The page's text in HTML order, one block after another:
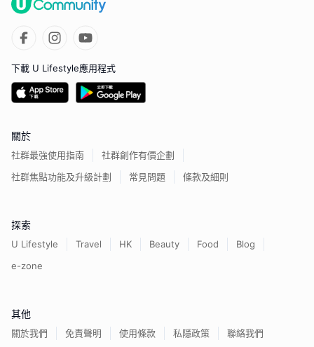
下載 U Lifestyle應用程式
關於
社群最強使用指南
社群創作有價企劃
社群焦點功能及升級計劃
常見問題 條款及細則
探索
U Lifestyle Travel HK Beauty Food
Blog
e-zone
其他
關於我們 免責聲明 使用條款 私隱政策 聯絡我們